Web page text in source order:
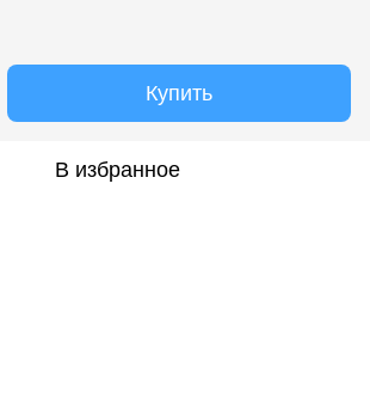
Купить
В избранное